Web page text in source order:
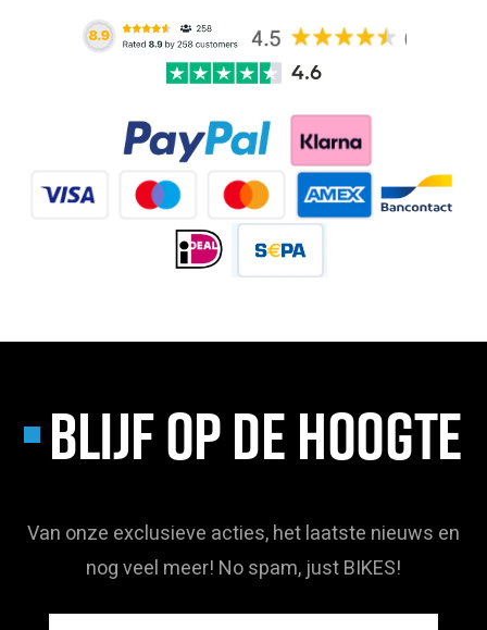
BLIJF OP DE HOOGTE
Van onze exclusieve acties, het laatste nieuws en
nog veel meer! No spam, just BIKES!